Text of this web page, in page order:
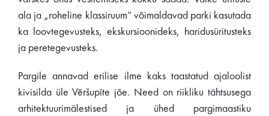
ala ja „roheline klassiruum“ võimaldavad parki kasutada
ka loovtegevusteks, ekskursioonideks, haridusüritusteks
ja peretegevusteks.
Pargile annavad erilise ilme kaks taastatud ajaloolist
kivisilda üle Vēršupīte jõe. Need on riikliku tähtsusega
arhitektuurimälestised ja ühed pargimaastiku